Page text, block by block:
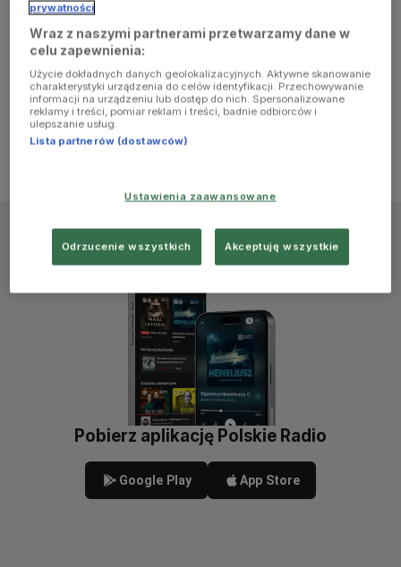
console for
more
information)
Pobierz aplikację Polskie Radio
Google Play App Store
prywatności
Wraz z naszymi partnerami przetwarzamy dane w
celu zapewnienia:
Użycie dokładnych danych geolokalizacyjnych. Aktywne skanowanie
charakterystyki urządzenia do celów identyfikacji. Przechowywanie
informacji na urządzeniu lub dostęp do nich. Spersonalizowane
reklamy i treści, pomiar reklam i treści, badnie odbiorców i
ulepszanie usług.
Lista partnerów (dostawców)
Ustawienia zaawansowane
Odrzucenie wszystkich Akceptuję wszystkie